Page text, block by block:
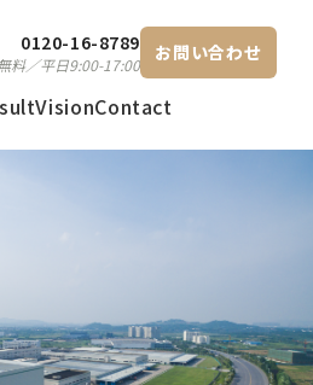
VisionContact
0120-16-8789
料／平日9:00-17:00 お問い合わせ